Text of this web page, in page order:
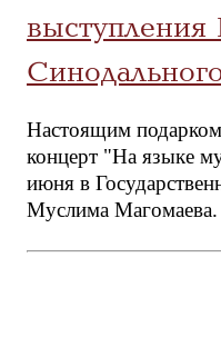
выступления
Настоящим
концерт "На языке
июня в
Муслима Магомаева.